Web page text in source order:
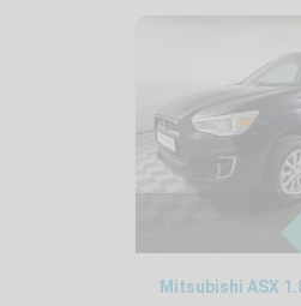
Mitsubishi ASX